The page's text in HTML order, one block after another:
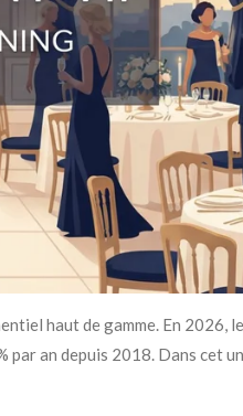
haut de gamme. En 2026,
an depuis 2018. Dans cet